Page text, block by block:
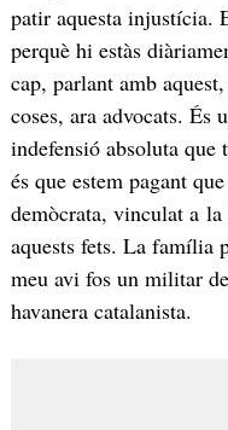
patir aquesta injustícia.
perquè hi estàs
cap, parlant amb
coses, ara advocats. És
indefensió absoluta
és que estem pagant
demòcrata, vinculat a
aquests fets. La família
meu avi fos un militar
havanera catalanista.